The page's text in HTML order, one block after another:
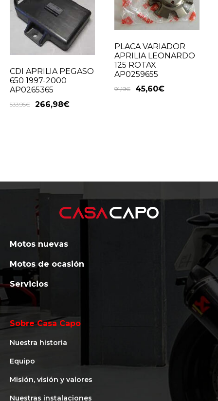
CDI APRILIA PEGASO
650 1997-2000
AP0265365
533,95€ 266,98€
PLACA VARIADOR
APRILIA LEONARDO
125 ROTAX
AP0259655
91,19€ 45,60€
Motos nuevas
Motos de ocasión
Servicios
Sobre Casa Capo
Nuestra historia
Equipo
Misión, visión y valores
Nuestras instalaciones